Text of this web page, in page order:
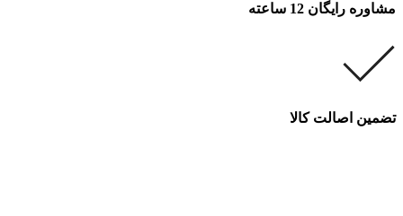
مشاوره رایگان 12 ساعته
تضمین اصالت کالا